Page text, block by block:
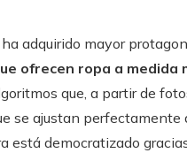
adquirido mayor
ofrecen ropa a
que, a partir de
se ajustan perfectamente
está democratizado